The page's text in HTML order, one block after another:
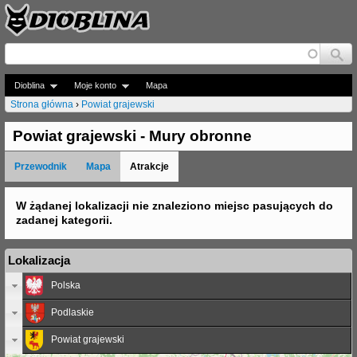
Jump to navigation
Dioblina Moje konto Mapa
J
e
s
e
ś
t
a
Strona główna › Powiat grajewski
Powiat grajewski - Mury obronne
Przewodnik Mapa Atrakcje
W żądanej lokalizacji nie znaleziono miejsc pasujących do
zadanej kategorii.
Lokalizacja
Polska
Podlaskie
Powiat grajewski